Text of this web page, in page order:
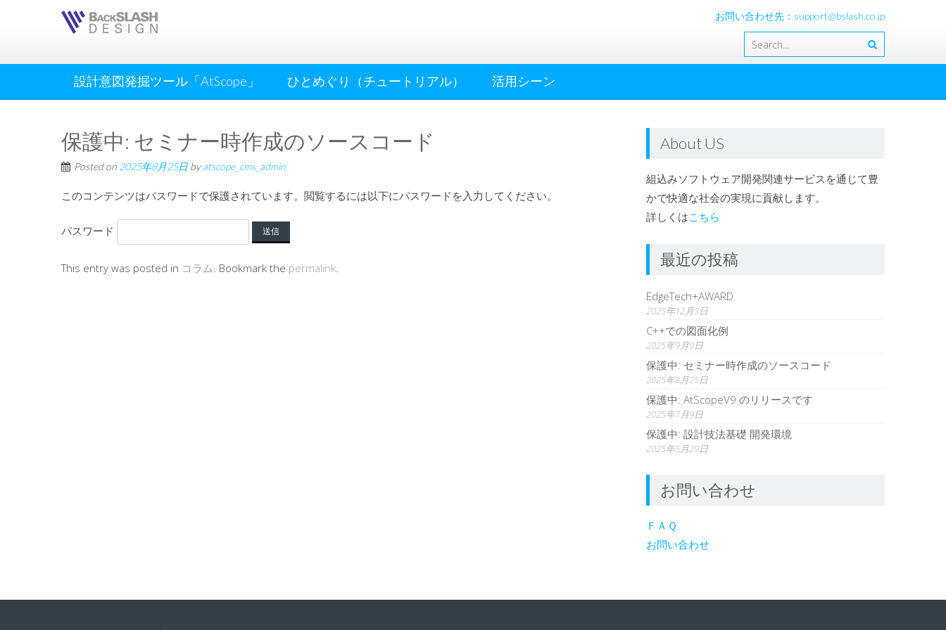
お問い合わせ先：support@bslash.co.jp
設計意図発掘ツール「AtScope」 ひとめぐり（チュートリアル） 活用シーン
保護中: セミナー時作成のソースコード
Posted on 2025年8月25日 byatscope_cms_admin
このコンテンツはパスワードで保護されています。閲覧するには以下にパスワードを入力してください。
パスワード
This entry was posted in コラム. Bookmark the permalink.
About US
組込みソフトウェア開発関連サービスを通じて豊
かで快適な社会の実現に貢献します。
詳しくはこちら
最近の投稿
EdgeTech+AWARD
2025年12月3日
C++での図面化例
2025年9月9日
保護中: セミナー時作成のソースコード
2025年8月25日
保護中: AtScopeV9 のリリースです
2025年7月9日
保護中: 設計技法基礎 開発環境
2025年5月29日
お問い合わせ
ＦＡＱ
お問い合わせ